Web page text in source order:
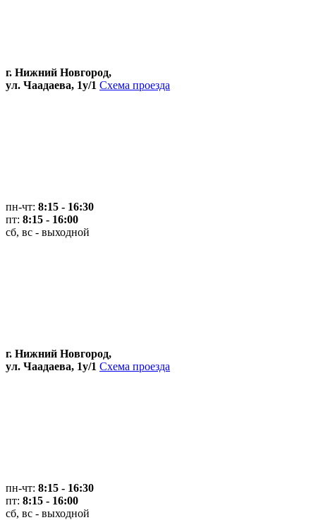
г. Нижний Новгород,
ул. Чаадаева, 1у/1 Схема проезда
пн-чт: 8:15 - 16:30
пт: 8:15 - 16:00
сб, вс - выходной
г. Нижний Новгород,
ул. Чаадаева, 1у/1 Схема проезда
пн-чт: 8:15 - 16:30
пт: 8:15 - 16:00
сб, вс - выходной